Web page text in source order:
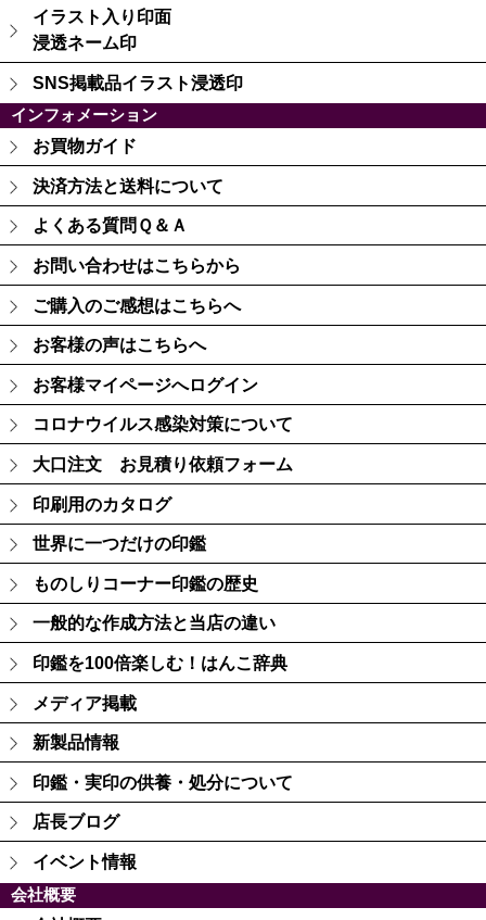
イラスト入り印面
浸透ネーム印
SNS掲載品イラスト浸透印
インフォメーション
お買物ガイド
決済方法と送料について
よくある質問Ｑ＆Ａ
お問い合わせはこちらから
ご購入のご感想はこちらへ
お客様の声はこちらへ
お客様マイページへログイン
コロナウイルス感染対策について
大口注文 お見積り依頼フォーム
印刷用のカタログ
世界に一つだけの印鑑
ものしりコーナー印鑑の歴史
一般的な作成方法と当店の違い
印鑑を100倍楽しむ！はんこ辞典
メディア掲載
新製品情報
印鑑・実印の供養・処分について
店長ブログ
イベント情報
会社概要